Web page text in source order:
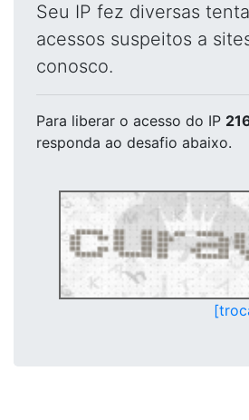
Seu IP fez diversas
acessos suspeitos a
conosco.
Para liberar o acesso do IP
responda ao desafio abaixo.